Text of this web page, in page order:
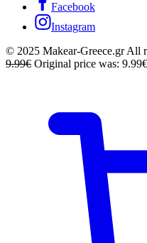
Facebook
Instagram
© 2025 Makear-Greece.gr All
9.99€ Original price was: